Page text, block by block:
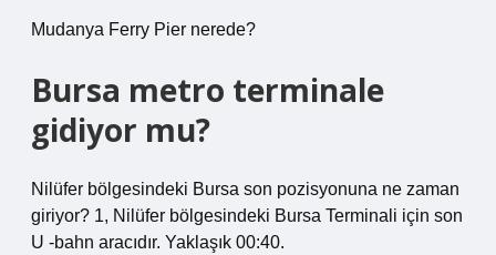
Mudanya Ferry Pier nerede?
Bursa metro terminale
gidiyor mu?
Nilüfer bölgesindeki Bursa son pozisyonuna ne zaman
giriyor? 1, Nilüfer bölgesindeki Bursa Terminali için son
U -bahn aracıdır. Yaklaşık 00:40.